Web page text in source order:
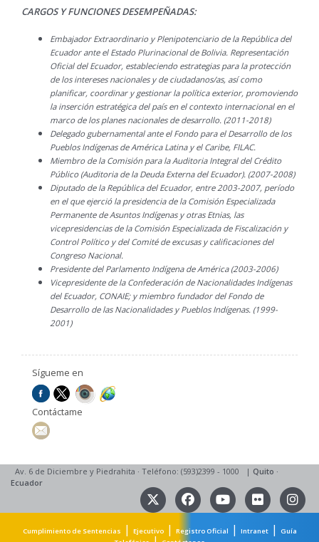
CARGOS Y FUNCIONES DESEMPEÑADAS:
Embajador Extraordinario y Plenipotenciario de la República del
Ecuador ante el Estado Plurinacional de Bolivia. Representación
Oficial del Ecuador, estableciendo estrategias para la protección
de los intereses nacionales y de ciudadanos/as, así como
planificar, coordinar y gestionar la política exterior, promoviendo
la inserción estratégica del país en el contexto internacional en el
marco de los planes nacionales de desarrollo. (2011-2018)
Delegado gubernamental ante el Fondo para el Desarrollo de los
Pueblos Indígenas de América Latina y el Caribe, FILAC.
Miembro de la Comisión para la Auditoria Integral del Crédito
Público (Auditoria de la Deuda Externa del Ecuador). (2007-2008)
Diputado de la República del Ecuador, entre 2003-2007, período
en el que ejerció la presidencia de la Comisión Especializada
Permanente de Asuntos Indígenas y otras Etnias, las
vicepresidencias de la Comisión Especializada de Fiscalización y
Control Político y del Comité de excusas y calificaciones del
Congreso Nacional.
Presidente del Parlamento Indígena de América (2003-2006)
Vicepresidente de la Confederación de Nacionalidades Indígenas
del Ecuador, CONAIE; y miembro fundador del Fondo de
Desarrollo de las Nacionalidades y Pueblos Indígenas. (1999-
2001)
Sígueme en
Contáctame
Av. 6 de Diciembre y Piedrahita · Teléfono: (593)2399 - 1000 | Quito ·
Ecuador
Cumplimiento de Sentencias | Ejecutivo| Registro Oficial | Intranet|
Guía